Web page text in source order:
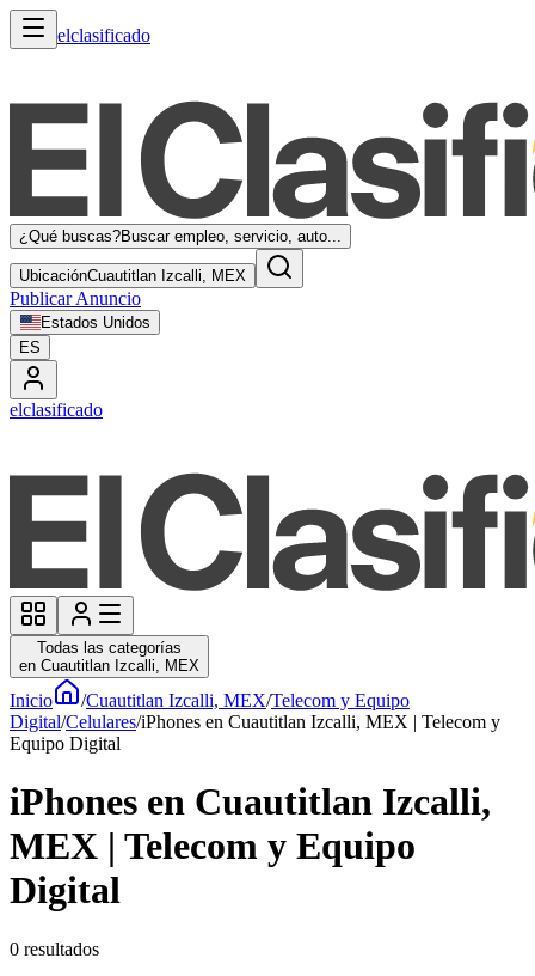
elclasificado
¿Qué buscas?Buscar empleo, servicio, auto...
UbicaciónCuautitlan Izcalli, MEX
Publicar Anuncio
Estados Unidos
ES
elclasificado
Todas las categorías
en Cuautitlan Izcalli, MEX
Inicio /Cuautitlan Izcalli, MEX/Telecom y Equipo
Digital/Celulares/iPhones en Cuautitlan Izcalli, MEX | Telecom y
Equipo Digital
iPhones en Cuautitlan Izcalli,
MEX | Telecom y Equipo
Digital
0 resultados